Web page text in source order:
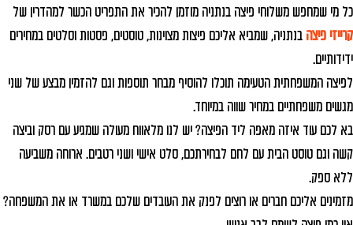
כל מי שמחפש משלוחי פיצה בנתניה מוזמן להכיר את התפריט הכשר למהדרין של
קרייזי פיצה בנתניה, שמביא אליכם פיצות מצוינות, טוסטים, פסטות וסלטים במחירים
ידידותיים.
לפיצה המשפחתית הטעימה תוכלו להוסיף מבחר תוספות וגם להזמין מבצע של שני
מגשים משפחתיים במחיר שווה במיוחד.
בא לכם עוד איזה מאפה ליד הפיצה? יש לנו מלאווח מעולה שמגיע עם רסק וביצה
קשה וגם טוסט הבית עם לחם לבחירתכם, סלט אישי ושני רטבים. ארוחה משביעה
ללא ספק.
מזמינים אליכם חברים או רוצים לפנק את העובדים שלכם במשרד או את המשפחה?